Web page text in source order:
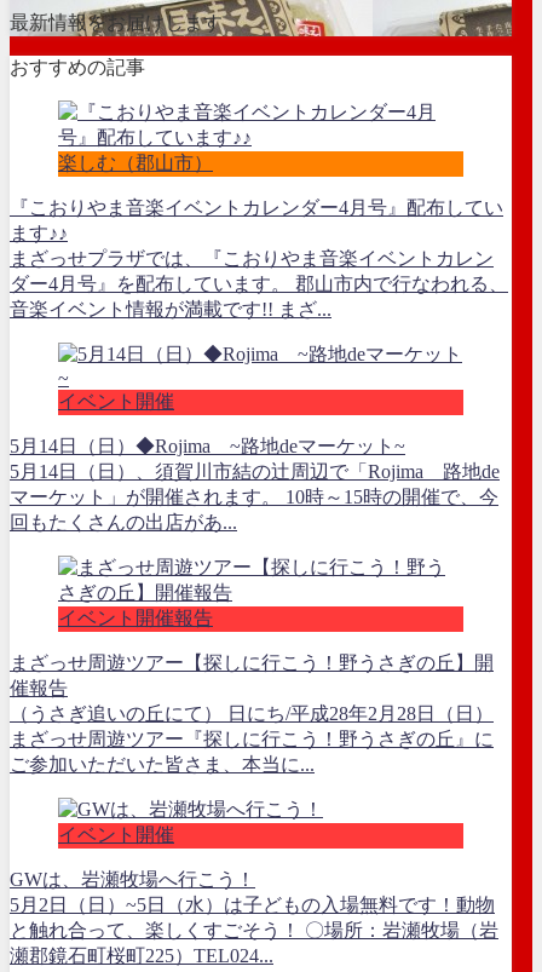
最新情報をお届けします
おすすめの記事
楽しむ（郡山市）
『こおりやま音楽イベントカレンダー4月号』配布してい
ます♪♪
まざっせプラザでは、『こおりやま音楽イベントカレン
ダー4月号』を配布しています。 郡山市内で行なわれる、
音楽イベント情報が満載です!! まざ...
イベント開催
5月14日（日）◆Rojima ~路地deマーケット~
5月14日（日）、須賀川市結の辻周辺で「Rojima 路地de
マーケット」が開催されます。 10時～15時の開催で、今
回もたくさんの出店があ...
イベント開催報告
まざっせ周遊ツアー【探しに行こう！野うさぎの丘】開
催報告
（うさぎ追いの丘にて） 日にち/平成28年2月28日（日）
まざっせ周遊ツアー『探しに行こう！野うさぎの丘』に
ご参加いただいた皆さま、本当に...
イベント開催
GWは、岩瀬牧場へ行こう！
5月2日（日）~5日（水）は子どもの入場無料です！動物
と触れ合って、楽しくすごそう！ 〇場所：岩瀬牧場（岩
瀬郡鏡石町桜町225）TEL024...